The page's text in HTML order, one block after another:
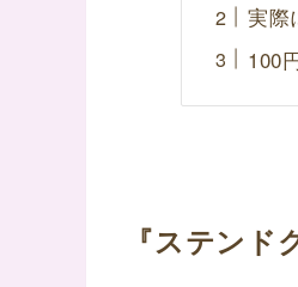
実際
100
『ステン